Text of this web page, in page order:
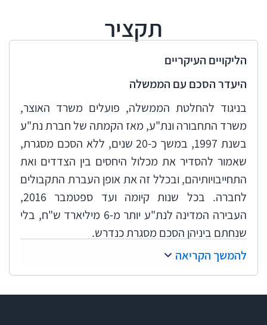
תקציר
הליקויים העיקריים
היעדר הסכם עם הממשלה
בניגוד להחלטת הממשלה, פועלים משרד האוצר,
משרד התחבורה ונת"ע, מאז הקמתה של חברת נת"ע
בשנת 1997, במשך כ-20 שנים, ללא הסכם מסגרת,
שאמור להסדיר את מכלול היחסים בין הצדדים ואת
התחייבויותיהם, ובכלל זה את אופן העברת התקבולים
לחברה. בכל שנות קיומה ועד ספטמבר 2016,
העבירה המדינה לנת"ע יותר מ-6 מיליארד ש"ח, בלי
שנחתם ביניהן הסכם מסגרת כנדרש.
התכנסות בתדירות נמוכה של ועדת ההיגוי, היעדר
תיעוד מדיוניה ופרוטוקולים שאינם משקפים את
תוכן הדיון
להמשך הקריאה